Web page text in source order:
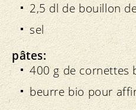
2,5 dl de bouillon
sel
pâtes:
400 g de cornettes
beurre bio pour